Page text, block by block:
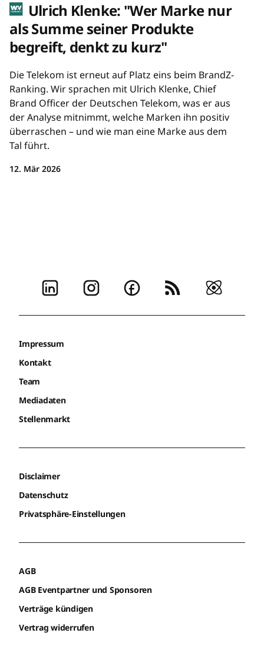
Ulrich Klenke: "Wer Marke nur
als Summe seiner Produkte
begreift, denkt zu kurz"
Die Telekom ist erneut auf Platz eins beim BrandZ-
Ranking. Wir sprachen mit Ulrich Klenke, Chief
Brand Officer der Deutschen Telekom, was er aus
der Analyse mitnimmt, welche Marken ihn positiv
überraschen – und wie man eine Marke aus dem
Tal führt.
12. Mär 2026
Impressum
Kontakt
Team
Mediadaten
Stellenmarkt
Disclaimer
Datenschutz
Privatsphäre-Einstellungen
AGB
AGB Eventpartner und Sponsoren
Verträge kündigen
Vertrag widerrufen